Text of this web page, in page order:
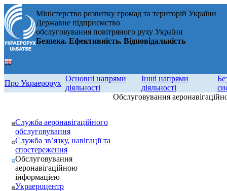
Міністерство розвитку громад та територій України
Державне підприємство
обслуговування повітряного руху України
Безпека. Ефективність. Відповідальність
Про Украерорух
Основні напрями
діяльності
Інші напрями
діяльності
Служба аеронавігаційного
обслуговування
Служба зв’язку, навігації та
спостереження
Обслуговування
аеронавігаційною
інформацією
Украероцентр
Обслуговування